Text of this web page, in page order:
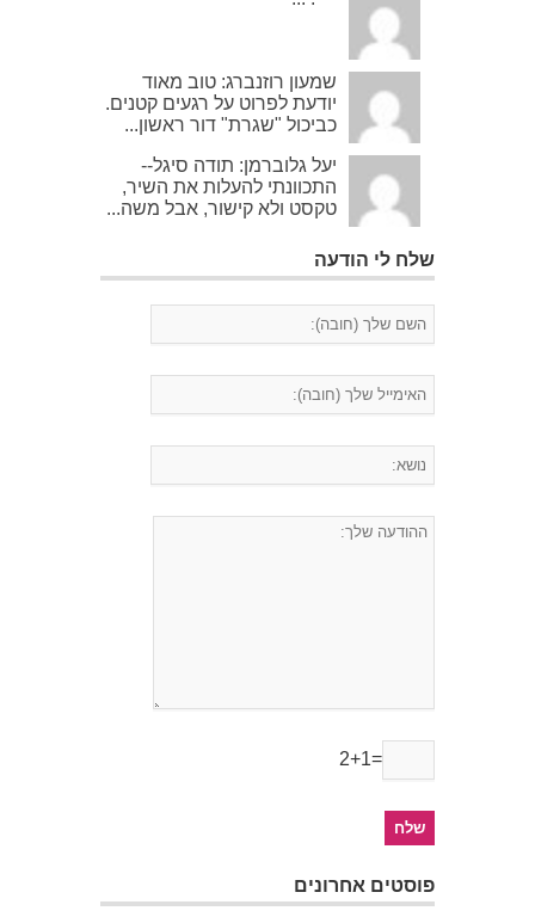
שמעון רוזנברג: טוב מאוד
יודעת לפרוט על רגעים קטנים.
כביכול "שגרת" דור ראשון...
יעל גלוברמן: תודה סיגל--
התכוונתי להעלות את השיר,
טקסט ולא קישור, אבל משה...
שלח לי הודעה
2+1=
פוסטים אחרונים